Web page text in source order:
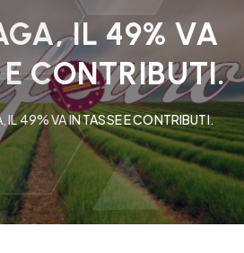
IL 49% VA
CONTRIBUTI.
IL 49% VA IN TASSE E CONTRIBUTI.